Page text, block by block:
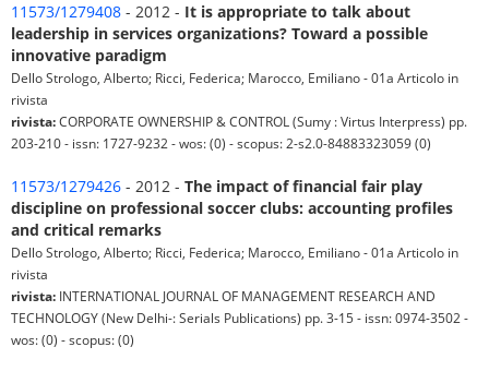
11573/1279408 - 2012 - It is appropriate to talk about
leadership in services organizations? Toward a possible
innovative paradigm
Dello Strologo, Alberto; Ricci, Federica; Marocco, Emiliano - 01a Articolo in
rivista
rivista:CORPORATE OWNERSHIP & CONTROL (Sumy : Virtus Interpress) pp.
203-210 - issn: 1727-9232 - wos: (0) - scopus: 2-s2.0-84883323059 (0)
11573/1279426 - 2012 - The impact of financial fair play
discipline on professional soccer clubs: accounting profiles
and critical remarks
Dello Strologo, Alberto; Ricci, Federica; Marocco, Emiliano - 01a Articolo in
rivista
rivista: INTERNATIONAL JOURNAL OF MANAGEMENT RESEARCH AND
TECHNOLOGY (New Delhi-: Serials Publications) pp. 3-15 - issn: 0974-3502 -
wos: (0) - scopus: (0)